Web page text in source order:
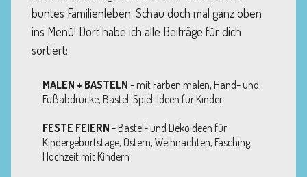
buntes Familienleben. Schau doch mal ganz oben
ins Menü! Dort habe ich alle Beiträge für dich
sortiert:
MALEN + BASTELN - mit Farben malen, Hand- und
Fußabdrücke, Bastel-Spiel-Ideen für Kinder
FESTE FEIERN - Bastel- und Dekoideen für
Kindergeburtstage, Ostern, Weihnachten, Fasching,
Hochzeit mit Kindern